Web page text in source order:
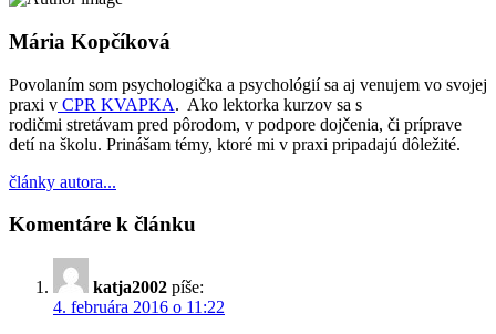
Mária Kopčíková
Povolaním som psychologička a psychológií sa aj venujem vo svojej
praxi v CPR KVAPKA. Ako lektorka kurzov sa s
rodičmi stretávam pred pôrodom, v podpore dojčenia, či príprave
detí na školu. Prinášam témy, ktoré mi v praxi pripadajú dôležité.
články autora...
Komentáre k článku
katja2002 píše:
4. februára 2016 o 11:22